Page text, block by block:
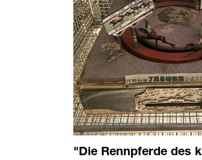
"Die Rennpferde des